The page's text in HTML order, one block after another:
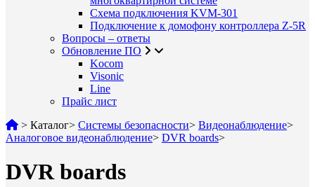
Схема подключения KVM-301
Подключение к домофону контроллера Z-5R
Вопросы – ответы
Обновление ПО
Kocom
Visonic
Line
Прайс лист
> Каталог> Системы безопасности> Видеонаблюдение>
Аналоговое видеонаблюдение> DVR boards>
DVR boards